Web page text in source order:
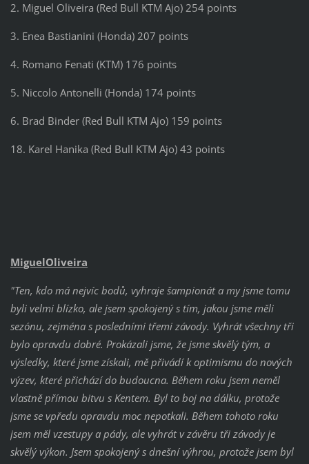
2. Miguel Oliveira (Red Bull KTM Ajo) 254 points
3. Enea Bastianini (Honda) 207 points
4. Romano Fenati (KTM) 176 points
5. Niccolo Antonelli (Honda) 174 points
6. Brad Binder (Red Bull KTM Ajo) 159 points
18. Karel Hanika (Red Bull KTM Ajo) 43 points
MiguelOliveira
"Ten, kdo má nejvíc bodů, vyhraje šampionát a my jsme tomu
byli velmi blízko, ale jsem spokojený s tím, jakou jsme měli
sezónu, zejména s posledními třemi závody. Vyhrát všechny tři
bylo opravdu dobré. Prokázali jsme, že jsme skvělý tým, a
výsledky, které jsme získali, mě přivádí k optimismu do nových
výzev, které přichází do budoucna. Během roku jsem neměl
vlastně přímou bitvu s Kentem. Byl to boj na dálku, protože
jsme se vpředu opravdu moc nepotkali. Během tohoto roku
jsem měl vzestupy a pády, ale vyhrát v závěru tři závody je
skvělý výkon. Jsem spokojený s dnešní výhrou, protože jsem byl